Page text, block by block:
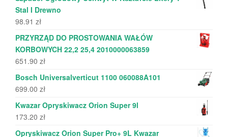
Stal I Drewno
98.91 zł
PRZYRZĄD DO PROSTOWANIA WAŁÓW
KORBOWYCH 22,2 25,4 2010000063859
651.90 zł
Bosch Universalverticut 1100 060088A101
699.00 zł
Kwazar Opryskiwacz Orion Super 9l
173.20 zł
Opryskiwacz Orion Super Pro+ 9L Kwazar